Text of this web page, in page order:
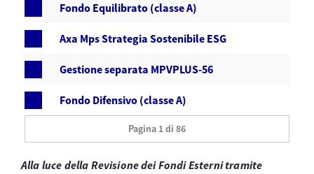
Fondo Equilibrato (classe A)
Axa Mps Strategia Sostenibile ESG
Gestione separata MPVPLUS-56
Fondo Difensivo (classe A)
Pagina 1 di 86
Alla luce della Revisione dei Fondi Esterni tramite